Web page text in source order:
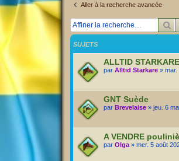
Aller à la recherche avancée
SUJETS
ALLTID STARKARE
par Alltid Starkare » mar.
GNT Suède
par Brevelaise » jeu. 6
A VENDRE
par Olga » mer. 5 août